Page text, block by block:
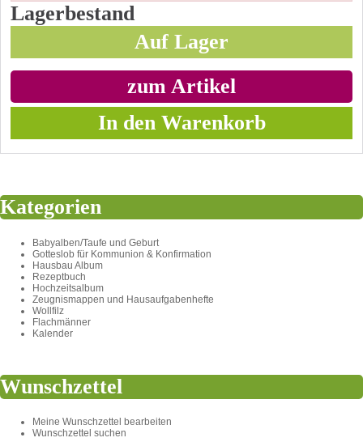
Lagerbestand
Auf Lager
zum Artikel
Kategorien
Babyalben/Taufe und Geburt
Gotteslob für Kommunion & Konfirmation
Hausbau Album
Rezeptbuch
Hochzeitsalbum
Zeugnismappen und Hausaufgabenhefte
Wollfilz
Flachmänner
Kalender
Wunschzettel
Meine Wunschzettel bearbeiten
Wunschzettel suchen